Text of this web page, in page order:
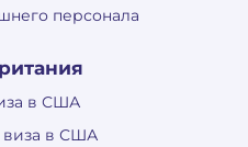
персонала
в США
виза в США